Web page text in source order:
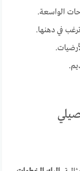
الواسعة.
في دهنها.